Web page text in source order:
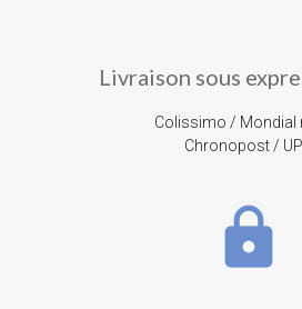
Livraison sous
Colissimo / Mondial
Chronopost /
lock